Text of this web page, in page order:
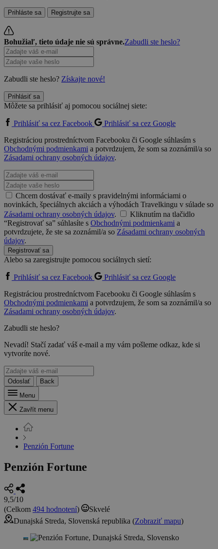
Prihláste sa Registrujte sa
Bohužiaľ, tieto údaje nie sú správne.Zabudli ste heslo?
Zabudli ste heslo? Získajte nové!
Prihlásiť sa
Môžete sa prihlásiť aj pomocou sociálnej siete:
Prihlásiť sa cez Facebook
Prihlásiť sa cez Google
Registráciou prostredníctvom Facebooku či Google súhlasím s
Obchodnými podmienkami a potvrdzujem, že som sa zoznámil/a so
Zásadami ochrany osobných údajov.
Chcem dostávať e-maily s pravidelnými informáciami o
novinkách, špeciálnych akciách a výhodách Travelkingu v súlade so
Zásadami ochrany osobných údajov.
Kliknutím na tlačidlo
“Registrovať sa” súhlasíte s Obchodnými podmienkami a
potvrdzujete, že ste sa zoznámil/a so Zásadami ochrany osobných
údajov.
Registrovať sa
Alebo sa zaregistrujte pomocou sociálnych sietí:
Prihlásiť sa cez Facebook
Prihlásiť sa cez Google
Registráciou prostredníctvom Facebooku či Google súhlasím s
Obchodnými podmienkami a potvrdzujem, že som sa zoznámil/a so
Zásadami ochrany osobných údajov.
Zabudli ste heslo?
Nevadí! Stačí zadať váš e-mail a my vám pošleme odkaz, kde si
vytvoríte nové.
Odoslať
Back
Menu
Zavřít menu
Penzión Fortune
Penzión Fortune
9,5/10
(Celkom 494 hodnotení)
Skvelé
Dunajská Streda, Slovenská republika (Zobraziť mapu)